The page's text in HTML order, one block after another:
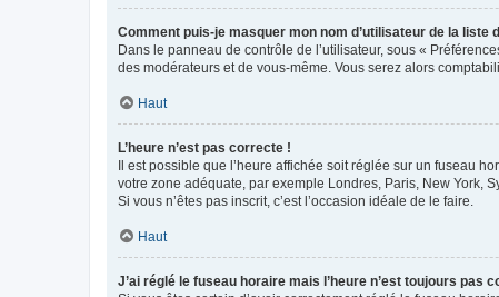
Comment puis-je masquer mon nom d’utilisateur de la liste
Dans le panneau de contrôle de l’utilisateur, sous «
des modérateurs et de vous-même. Vous serez alors
Haut
L’heure n’est pas correcte !
Il est possible que l’heure affichée soit réglée sur un fuseau
votre zone adéquate, par exemple Londres, Paris, New York,
Si vous n’êtes pas inscrit, c’est l’occasion idéale de le faire.
Haut
J’ai réglé le fuseau horaire mais l’heure n’est toujours pas